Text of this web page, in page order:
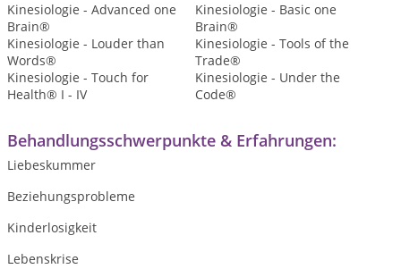
Kinesiologie - Advanced one
Brain®
Kinesiologie - Basic one
Brain®
Kinesiologie - Louder than
Words®
Kinesiologie - Tools of the
Trade®
Kinesiologie - Touch for
Health® I - IV
Kinesiologie - Under the
Code®
Behandlungsschwerpunkte & Erfahrungen:
Liebeskummer
Beziehungsprobleme
Kinderlosigkeit
Lebenskrise